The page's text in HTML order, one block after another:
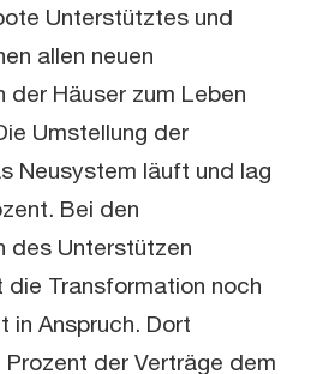
Unterstütztes und
allen neuen
der Häuser zum Leben
Umstellung der
Neusystem läuft und lag
Bei den
des Unterstützen
die Transformation noch
in Anspruch. Dort
der Verträge dem